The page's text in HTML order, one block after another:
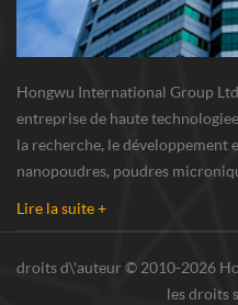
Hongwu International Group
entreprise de haute
la recherche, le
nanopoudres, poudres
Lire la suite +
droits d\'auteur © 2010-2026
les droits